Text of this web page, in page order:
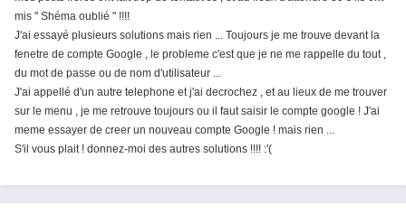
mis " Shéma oublié " !!!!
J'ai essayé plusieurs solutions mais rien ... Toujours je me trouve devant la
fenetre de compte Google , le probleme c'est que je ne me rappelle du tout ,
du mot de passe ou de nom d'utilisateur ...
J'ai appellé d'un autre telephone et j'ai decrochez , et au lieux de me trouver
sur le menu , je me retrouve toujours ou il faut saisir le compte google ! J'ai
meme essayer de creer un nouveau compte Google ! mais rien ...
S'il vous plait ! donnez-moi des autres solutions !!!! :'(